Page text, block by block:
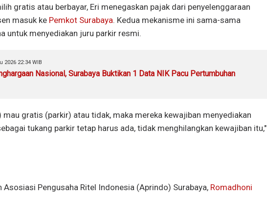
gratis atau berbayar, Eri menegaskan pajak dari penyelenggaraan
masuk ke Pemkot Surabaya. Kedua mekanisme ini sama-sama
untuk menyediakan juru parkir resmi.
2026 22:34 WIB
Nasional, Surabaya Buktikan 1 Data NIK Pacu Pertumbuhan
mau gratis (parkir) atau tidak, maka mereka kewajiban menyediakan
tukang parkir tetap harus ada, tidak menghilangkan kewajiban itu,"
Asosiasi Pengusaha Ritel Indonesia (Aprindo) Surabaya, Romadhoni